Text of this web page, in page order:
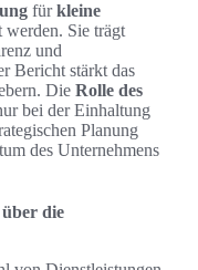
fürkleine
werden. Sie trägt
und
Bericht stärkt das
Die Rolle des
bei der Einhaltung
Planung
des Unternehmens
die